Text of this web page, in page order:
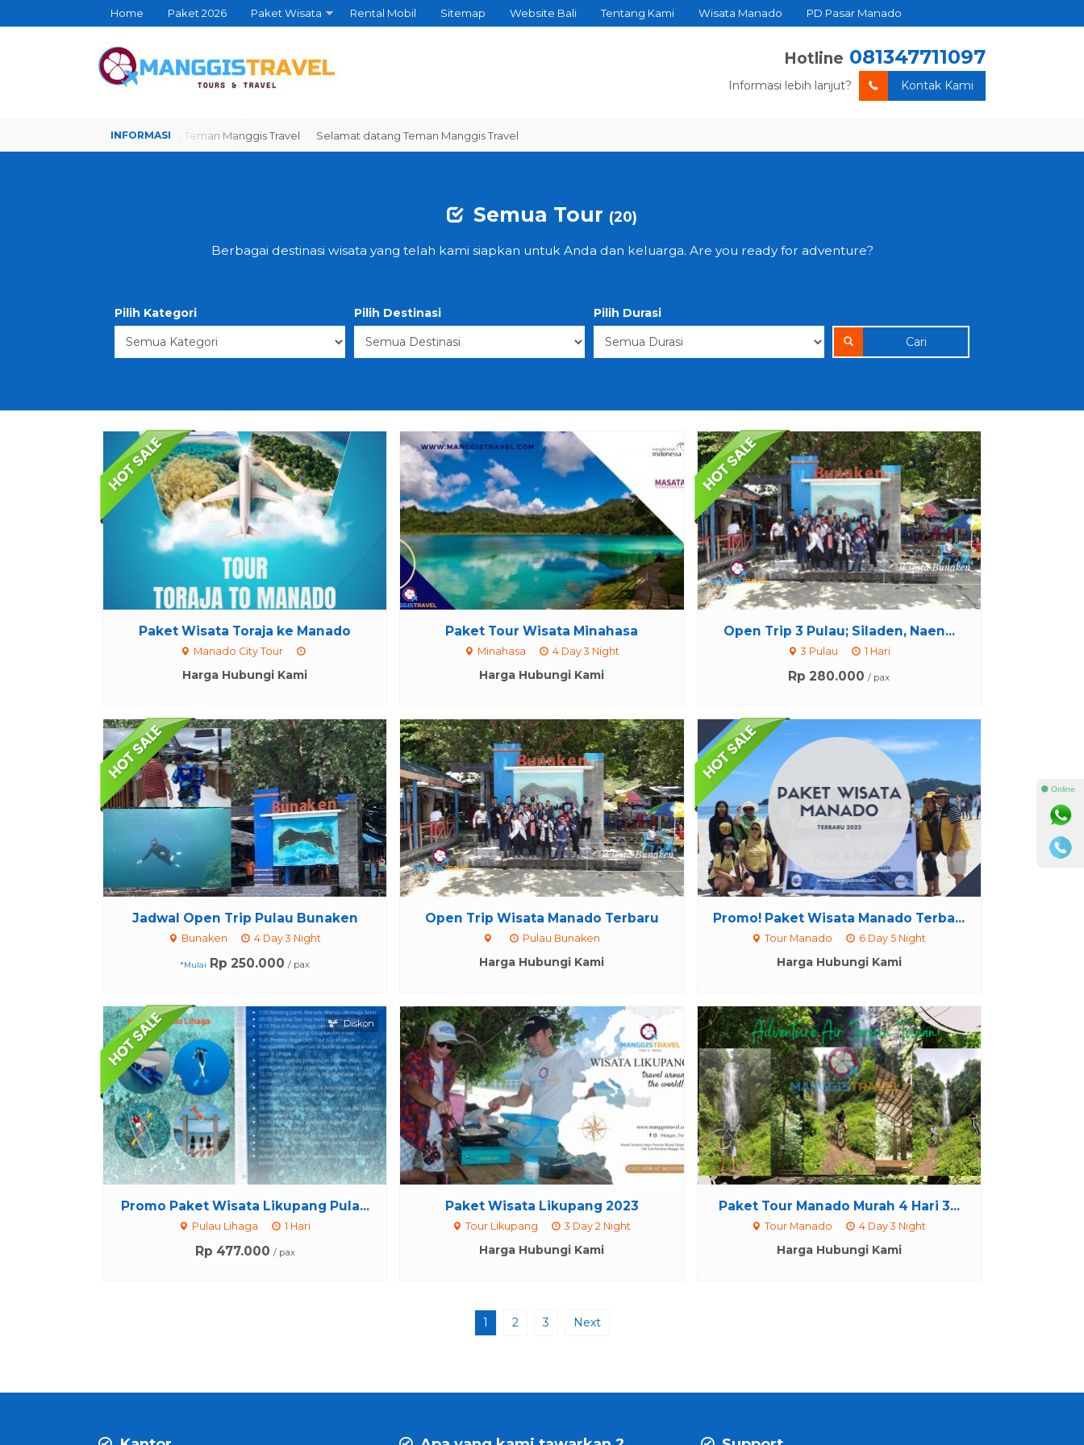
Home Paket 2026 Paket Wisata Rental Mobil Sitemap Website Bali Tentang Kami Wisata Manado PD Pasar Manado
Hotline 081347711097
Informasi lebih lanjut? Kontak Kami
Selamat datang Teman Manggis Travel Selamat datang Teman Manggis Travel
Semua Tour (20)
Berbagai destinasi wisata yang telah kami siapkan untuk Anda dan keluarga. Are you ready for adventure?
Pilih Kategori Pilih Destinasi
Pilih Durasi
Cari
Paket Wisata Toraja ke Manado
Manado City Tour
Harga Hubungi Kami
Paket Tour Wisata Minahasa
Minahasa 4 Day 3 Night
Harga Hubungi Kami
Open Trip 3 Pulau; Siladen, Naen...
3 Pulau 1 Hari
Rp 280.000 / pax
Jadwal Open Trip Pulau Bunaken
Bunaken 4 Day 3 Night
*Mulai Rp 250.000 / pax
Open Trip Wisata Manado Terbaru
Pulau Bunaken
Harga Hubungi Kami
Promo! Paket Wisata Manado Terba...
Tour Manado 6 Day 5 Night
Harga Hubungi Kami
Promo Paket Wisata Likupang Pula...
Pulau Lihaga 1 Hari
Rp 477.000 / pax
Diskon
Paket Wisata Likupang 2023
Tour Likupang 3 Day 2 Night
Harga Hubungi Kami
Paket Tour Manado Murah 4 Hari 3...
Tour Manado 4 Day 3 Night
Harga Hubungi Kami
1 2 3 Next
⚫ Online